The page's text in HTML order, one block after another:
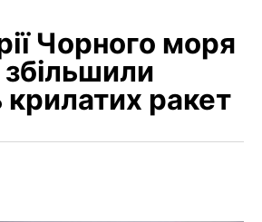
Чорного моря
крилатих ракет